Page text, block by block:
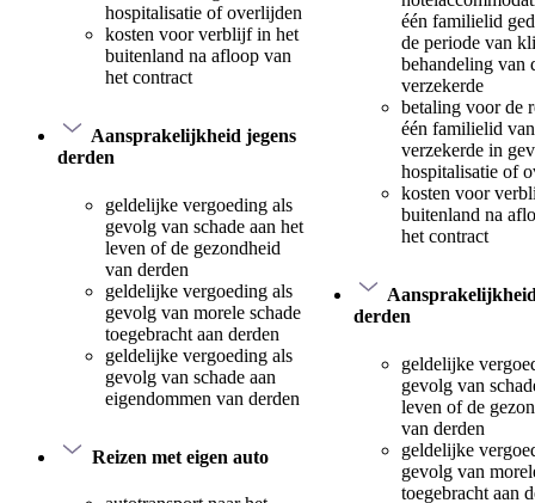
hospitalisatie of overlijden
kosten voor verblijf in het
buitenland na afloop van
het contract
Aansprakelijkheid jegens
derden
geldelijke vergoeding als
gevolg van schade aan het
leven of de gezondheid
van derden
geldelijke vergoeding als
gevolg van morele schade
toegebracht aan derden
geldelijke vergoeding als
gevolg van schade aan
eigendommen van derden
Reizen met eigen auto
één familielid
de periode van
behandeling van
verzekerde
betaling voor de
één familielid
verzekerde in
hospitalisatie of
kosten voor
buitenland na
het contract
derden
geldelijke
gevolg van
leven of de
van derden
geldelijke
gevolg van
toegebracht aan